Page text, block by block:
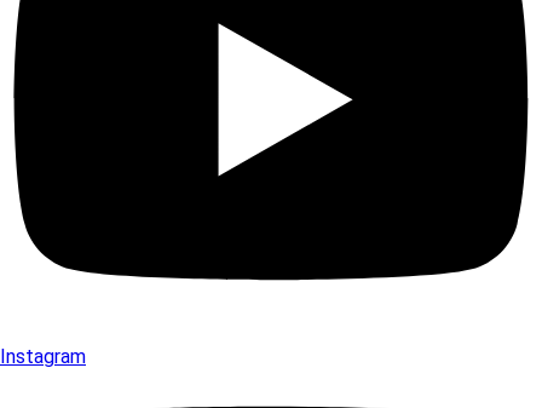
Instagram